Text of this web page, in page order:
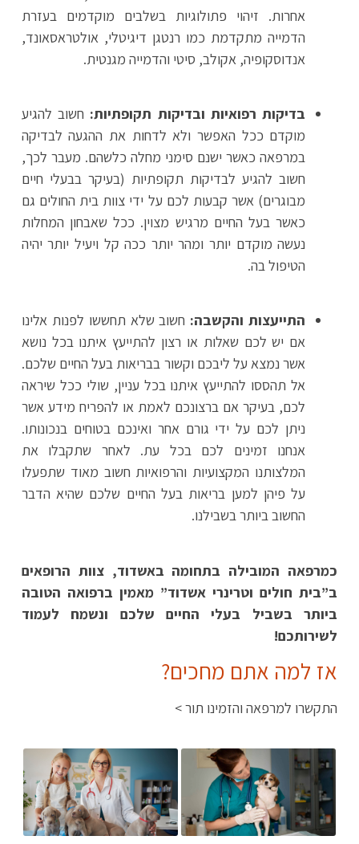
אחרות. זיהוי פתולוגיות בשלבים מוקדמים בעזרת
הדמייה מתקדמת כמו רנטגן דיגיטלי, אולטראסאונד,
אנדוסקופיה, אקולב, סיטי והדמייה מגנטית.
בדיקות רפואיות ובדיקות תקופתיות: חשוב להגיע
מוקדם ככל האפשר ולא לדחות את ההגעה לבדיקה
במרפאה כאשר ישנם סימני מחלה כלשהם. מעבר לכך,
חשוב להגיע לבדיקות תקופתיות (בעיקר בבעלי חיים
מבוגרים) אשר קבעות לכם על ידי צוות בית החולים גם
כאשר בעל החיים מרגיש מצוין. ככל שאבחון המחלות
נעשה מוקדם יותר ומהר יותר ככה קל ויעיל יותר יהיה
הטיפול בה.
התייעצות והקשבה: חשוב שלא תחששו לפנות אלינו
אם יש לכם שאלות או רצון להתייעץ איתנו בכל נושא
אשר נמצא על ליבכם וקשור בבריאות בעל החיים שלכם.
אל תהססו להתייעץ איתנו בכל עניין, שולי ככל שיראה
לכם, בעיקר אם ברצונכם לאמת או להפריח מידע אשר
ניתן לכם על ידי גורם אחר ואינכם בטוחים בנכונותו.
אנחנו זמינים לכם בכל עת. לאחר שתקבלו את
המלצותנו המקצועיות והרפואיות חשוב מאוד שתפעלו
על פיהן למען בריאות בעל החיים שלכם שהיא הדבר
החשוב ביותר בשבילנו.
כמרפאה המובילה בתחומה באשדוד, צוות הרופאים
ב”בית חולים וטרינרי אשדוד” מאמין ברפואה הטובה
ביותר בשביל בעלי החיים שלכם ונשמח לעמוד
לשירותכם!
אז למה אתם מחכים?
התקשרו למרפאה והזמינו תור >